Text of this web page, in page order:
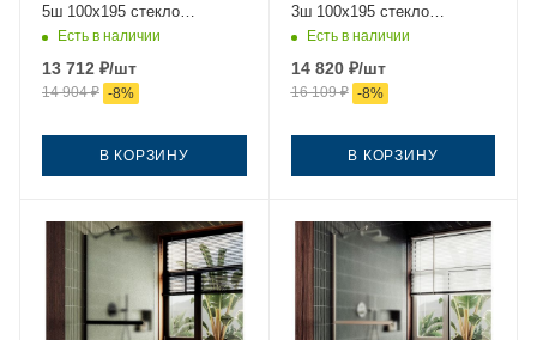
5ш 100х195 стекло
прозрачное профиль хром
Есть в наличии
13 712 ₽/шт
14 904₽ -8%
В КОРЗИНУ
3ш 100х195 стекло
прозрачное профиль
Есть в наличии
14 820₽/шт
16 109₽ -8%
В КОРЗИНУ